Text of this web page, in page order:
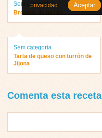
Sem categoria
Brownie de turrón
Sem categoria
Tarta de queso con turrón de
Jijona
Comenta esta receta
privacidad . Aceptar